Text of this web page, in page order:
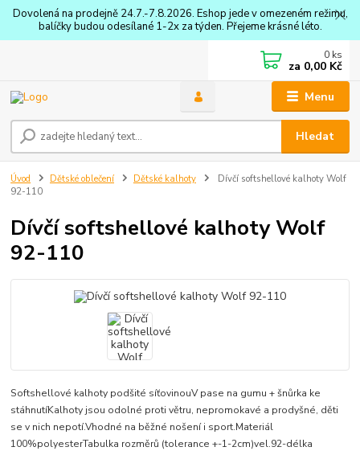
Dovolená na prodejně 24.7.-7.8.2026. Eshop jede v omezeném režimu,
balíčky budou odesílané 1-2x za týden. Přejeme krásné léto.
Menu
Hledat
0 ks
za 0,00 Kč
Úvod Dětské oblečení Dětské kalhoty
Dívčí softshellové kalhoty Wolf
92-110
Dívčí softshellové kalhoty Wolf
92-110
Softshellové kalhoty podšité síťovinouV pase na gumu + šnůrka ke
stáhnutíKalhoty jsou odolné proti větru, nepromokavé a prodyšné, děti
se v nich nepotí.Vhodné na běžné nošení i sport.Materiál
100%polyesterTabulka rozměrů (tolerance +-1-2cm)vel.92-délka